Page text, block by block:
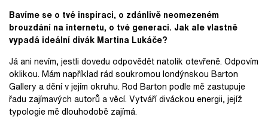
Bavíme se o tvé inspiraci, o zdánlivě neomezeném
brouzdání na internetu, o tvé generaci. Jak ale vlastně
vypadá ideální divák Martina Lukáče?
Já ani nevím, jestli dovedu odpovědět natolik otevřeně. Odpovím
oklikou. Mám například rád soukromou londýnskou Barton
Gallery a dění v jejím okruhu. Rod Barton podle mě zastupuje
řadu zajímavých autorů a věcí. Vytváří diváckou energii, jejíž
typologie mě dlouhodobě zajímá.